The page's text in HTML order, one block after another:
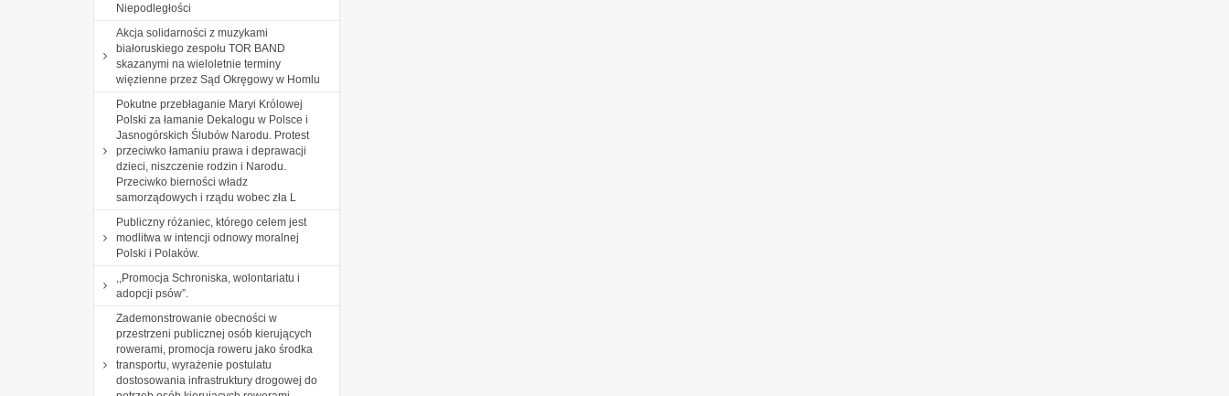
Niepodległości
Akcja solidarności z muzykami
białoruskiego zespołu TOR BAND
skazanymi na wieloletnie terminy
więzienne przez Sąd Okręgowy w Homlu
Pokutne przebłaganie Maryi Królowej
Polski za łamanie Dekalogu w Polsce i
Jasnogórskich Ślubów Narodu. Protest
przeciwko łamaniu prawa i deprawacji
dzieci, niszczenie rodzin i Narodu.
Przeciwko bierności władz
samorządowych i rządu wobec zła L
Publiczny różaniec, którego celem jest
modlitwa w intencji odnowy moralnej
Polski i Polaków.
,,Promocja Schroniska, wolontariatu i
adopcji psów”.
Zademonstrowanie obecności w
przestrzeni publicznej osób kierujących
rowerami, promocja roweru jako środka
transportu, wyrażenie postulatu
dostosowania infrastruktury drogowej do